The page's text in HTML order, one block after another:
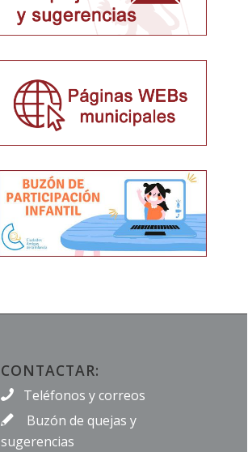
CONTACTAR:
Teléfonos y correos
Buzón de quejas y
sugerencias